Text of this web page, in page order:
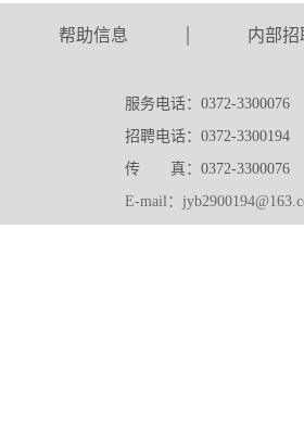
帮助信息 内部招
服务电话：0372-3300076
招聘电话：0372-3300194
传 真：0372-3300076
E-mail：